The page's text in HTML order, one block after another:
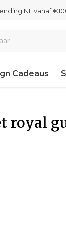
NL vanaf
Cadeaus
royal